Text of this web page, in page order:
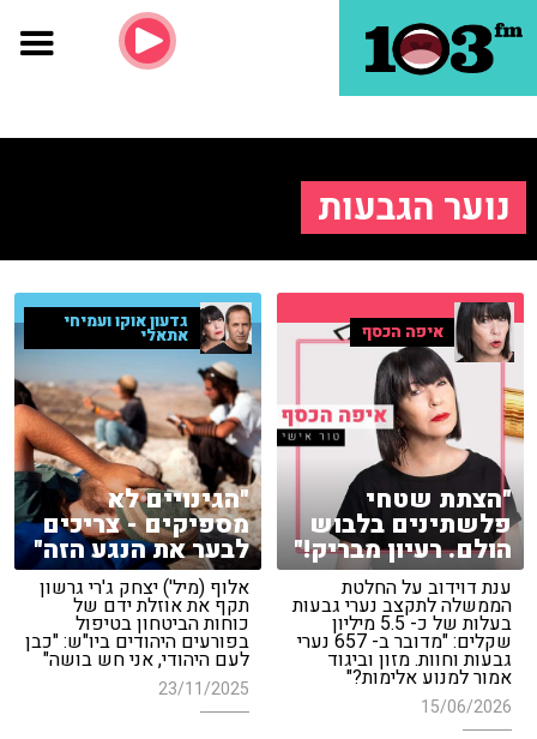
נוער הגבעות
איפה הכסף
"הצתת שטחי
פלשתינים בלבוש
הולם. רעיון מבריק!"
ענת דוידוב על החלטת
הממשלה לתקצב נערי גבעות
בעלות של כ- 5.5 מיליון
שקלים: "מדובר ב- 657 נערי
גבעות וחוות. מזון וביגוד
אמור למנוע אלימות?"
15/06/2026
גדעון אוקו ועמיחי
אתאלי
"הגינויים לא
מספיקים - צריכים
לבער את הנגע הזה"
אלוף (מיל') יצחק ג'רי גרשון
תקף את אוזלת ידם של
כוחות הביטחון בטיפול
בפורעים היהודים ביו"ש: "כבן
לעם היהודי, אני חש בושה"
23/11/2025